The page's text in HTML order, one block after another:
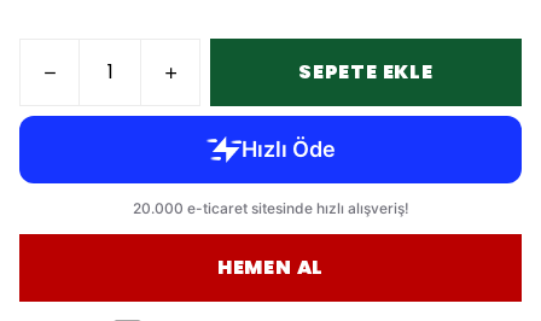
SEPETE EKLE
HEMEN AL